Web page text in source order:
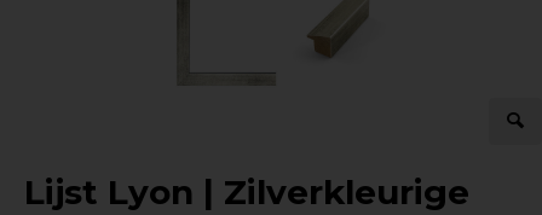
Lijst Lyon | Zilverkleurige